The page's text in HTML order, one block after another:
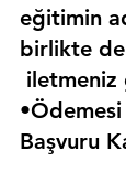
eğitimin
birlikte
iletmeniz
•Ödemesi
Başvuru